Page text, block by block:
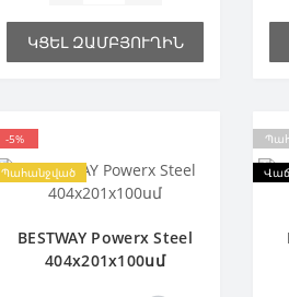
ԿՑԵԼ ԶԱՄԲՅՈՒՂԻՆ
-5%
Պահանջված
BESTWAY Powerx Steel
404х201х100սմ